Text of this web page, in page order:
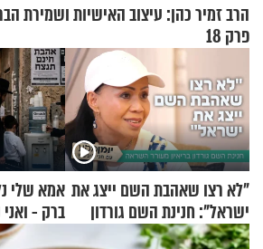
הרב זמיר כהן: עיצוב האישיות ושמירת
פרק 18
"לא רצו שאהבת השם ייצג את
ישראל": חנינת השם גורדון
בריאיון מעורר השראה
אמא שלי
ברק -
באהבת